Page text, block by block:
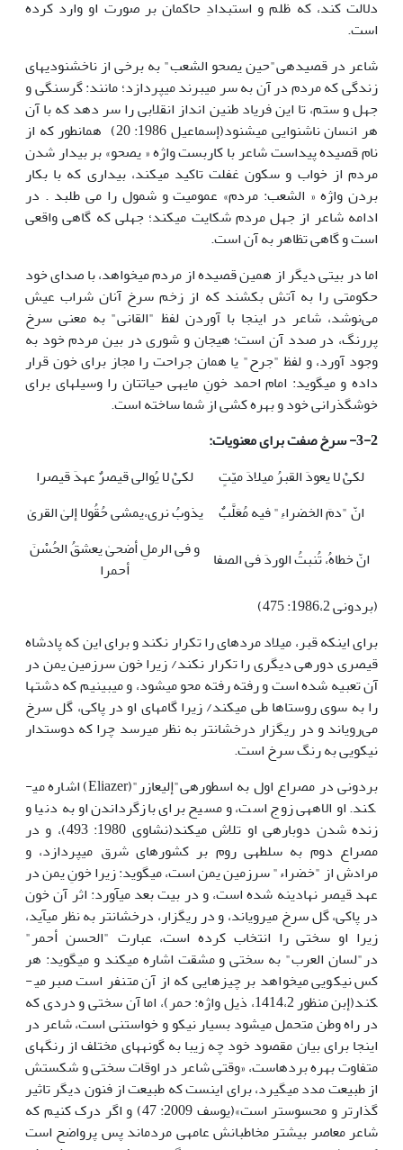
دلالت کند، که ظلم و استبدادِ حاکمان بر صورت او وارد کرده
است.
شاعر در قصیده­ی"حین یصحو الشعب" به برخی از ناخشنودی­های
زندگی که مردم در آن به سر می­برند می­پردازد؛ مانند: گرسنگی و
جهل و ستم، تا این فریاد طنین انداز انقلابی را سر دهد که با آن
هر انسان ناشنوایی می­شنود(إسماعیل 1986: 20) همانطور که از
نام قصیده پیداست شاعر با کاربست واژه « یصحو» بر بیدار شدن
مردم از خواب و سکون غفلت تاکید میکند، بیداری که با بکار
بردن واژه « الشعب: مردم» عمومیت و شمول را می طلبد . در
ادامه شاعر از جهل مردم شکایت می­کند؛ جهلی که گاهی واقعی
است و گاهی تظاهر به آن است.
اما در بیتی دیگر از همین قصیده از مردم می­خواهد، با صدای خود
حکومتی را به آتش بکشند که از زخم سرخ آنان شراب عیش
می‌نوشد، شاعر در اینجا با آوردن لفظ "القانی" به معنی سرخ
پررنگ، در صدد آن است؛ هیجان و شوری در بین مردم خود به
وجود آورد، و لفظ "جرح" یا همان جراحت را مجاز برای خون قرار
داده و می­گوید: امام احمد خونِ مایه­ی حیاتتان را وسیله­ای برای
خوشگذرانی خود و بهره کشی از شما ساخته است.
3-2- سرخ صفت برای معنویات:
لکیْ لا یعودَ القبرُ میلادَ میّتٍ
لکیْ لا یُوالی قیصرٌ عهدَ قیصرا
انّ "دمَ الخضراءِ" فیه مُعَلَّبٌ یذوبُ نری،یمشی حُقُولا إلیٰ القریٰ
انّ خطاهُ، تُنبتُ الوردَ فی الصفا و فی الرملِ أضحیٰ یعشقُ الحُسْنَ
أحمرا
(بردونی 1986،2: 475)
برای اینکه قبر، میلاد مرده­ای را تکرار نکند و برای این که پادشاه
قیصری دوره­ی دیگری را تکرار نکند/ زیرا خون سرزمین یمن در
آن تعبیه شده است و رفته رفته محو می­شود، و می­بینیم که دشت­ها
را به سوی روستاها طی می­کند/ زیرا گام­های او در پاکی، گل سرخ
می‌رویاند و در ریگزار درخشان­تر به نظر می­رسد چرا که دوستدار
نیکویی به رنگ سرخ است.
بردونی در مصراع اول به اسطوره­ی"إلیعازر"(Eliazer) اشاره می­
کند. او الاهه­ی زوج است، و مسیح برای بازگرداندن او به دنیا و
زنده شدن دوباره­ی او تلاش می­کند(نشاوی 1980: 493)، و در
مصراع دوم به سلطه­ی روم بر کشور­های شرق می­پردازد، و
مرادش از "خضراء" سرزمین یمن است، می­گوید: زیرا خونِ یمن در
عهد قیصر نهادینه شده است، و در بیت بعد می­آورد: اثر آن خون
در پاکی، گل سرخ می­رویاند، و در ریگزار، درخشان­تر به نظر می­آید،
زیرا او سختی را انتخاب کرده است، عبارت "الحسن أحمر"
در"لسان العرب" به سختی و مشقت اشاره می­کند و می­گوید: هر
کس نیکویی می­خواهد بر چیزهایی که از آن متنفر است صبر می­
کند(إبن منظور 1414،2، ذیل واژه: حمر)، اما آن سختی و دردی که
در راه وطن متحمل می­شود بسیار نیکو و خواستنی است، شاعر در
اینجا برای بیان مقصود خود چه زیبا به گونه­های مختلف از رنگهای
متفاوت بهره برده­است، «وقتی شاعر در اوقات سختی و شکستش
از طبیعت مدد می­گیرد، برای اینست که طبیعت از فنون دیگر تاثیر
گذارتر و محسوس­تر است»(یوسف 2009: 47) و اگر درک کنیم که
شاعر معاصر بیشتر مخاطبانش عامه­ی مردم­اند پس پر­واضح است